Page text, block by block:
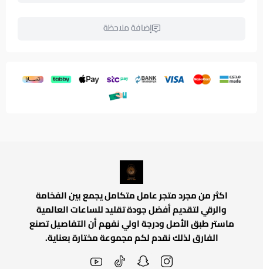
إضافة ملاحظة
اكثر من مجرد متجر عامل متكامل يجمع بين الفخامة
والرقي لتقديم أفضل جودة تقليد للساعات العالمية
ماستر طبق الأصل ودرجة اولي نفهم أن التفاصيل تصنع
الفارق لذلك نقدم لكم مجموعة مختارة بعناية.